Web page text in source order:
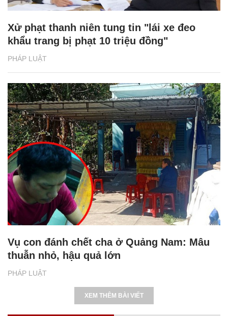
PHÁP LUẬT
Xử phạt thanh niên tung tin "lái xe đeo
khẩu trang bị phạt 10 triệu đồng"
PHÁP LUẬT
Vụ con đánh chết cha ở Quảng Nam: Mâu
thuẫn nhỏ, hậu quả lớn
XEM THÊM BÀI VIẾT